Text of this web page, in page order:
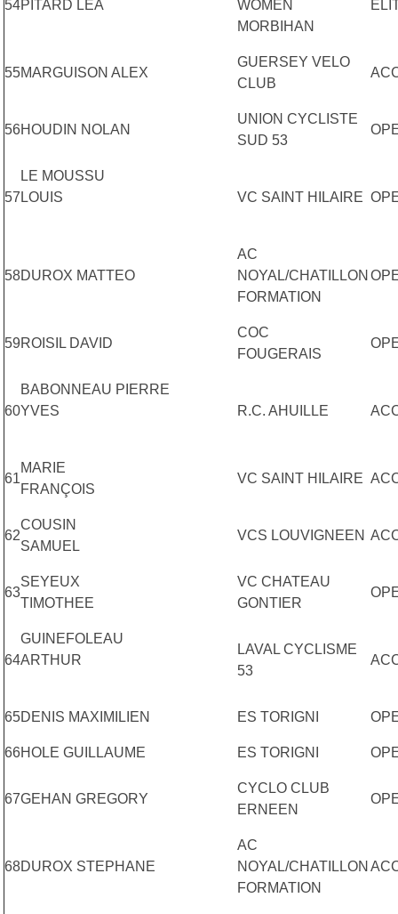
54PITARD LEA
WOMEN
MORBIHAN
55MARGUISON ALEX
GUERSEY VELO
CLUB
56HOUDIN NOLAN
UNION CYCLISTE
SUD 53
57
LE MOUSSU
LOUIS
VC SAINT HILAIRE
58DUROX MATTEO
AC
NOYAL/CHATILLON
FORMATION
59ROISIL DAVID
COC
FOUGERAIS
60
BABONNEAU PIERRE
YVES
R.C. AHUILLE
61
MARIE
FRANÇOIS
VC SAINT HILAIRE
62
COUSIN
SAMUEL
VCS LOUVIGNEEN
63
SEYEUX
TIMOTHEE
VC CHATEAU
GONTIER
64
GUINEFOLEAU
ARTHUR
LAVAL CYCLISME
53
65DENIS MAXIMILIEN ES TORIGNI
66HOLE GUILLAUME ES TORIGNI
67GEHAN GREGORY
CYCLO CLUB
ERNEEN
68DUROX STEPHANE
AC
NOYAL/CHATILLON
FORMATION